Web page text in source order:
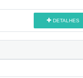
DETALHES